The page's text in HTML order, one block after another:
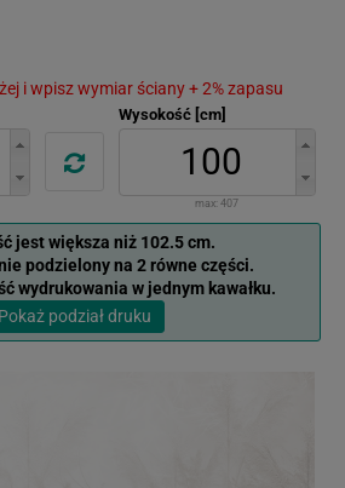
i wpisz wymiar ściany + 2% zapasu
Wysokość [cm]
max: 407
jest większa niż 102.5 cm.
podzielony na 2 równe części.
wydrukowania w jednym kawałku.
Pokaż podział druku